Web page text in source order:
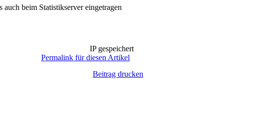
beim Statistikserver eingetragen
IP gespeichert
Permalink für diesen Artikel
Beitrag drucken